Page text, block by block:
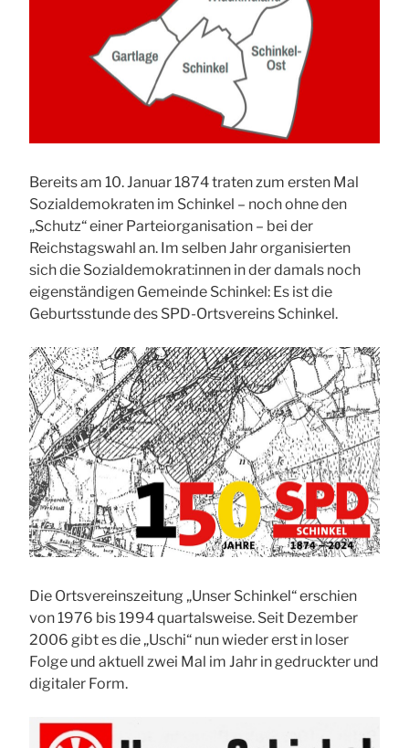
Bereits am 10. Januar 1874 traten zum ersten Mal
Sozialdemokraten im Schinkel – noch ohne den
„Schutz“ einer Parteiorganisation – bei der
Reichstagswahl an. Im selben Jahr organisierten
sich die Sozialdemokrat:innen in der damals noch
eigenständigen Gemeinde Schinkel: Es ist die
Geburtsstunde des SPD-Ortsvereins Schinkel.
Die Ortsvereinszeitung „Unser Schinkel“ erschien
von 1976 bis 1994 quartalsweise. Seit Dezember
2006 gibt es die „Uschi“ nun wieder erst in loser
Folge und aktuell zwei Mal im Jahr in gedruckter und
digitaler Form.